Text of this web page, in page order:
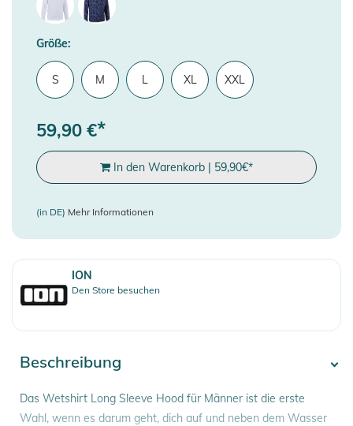
Größe:
S M L XL XXL
59,90 €*
In den Warenkorb | 59,90€*
(in DE) Mehr Informationen
ION
Den Store besuchen
Beschreibung
Das Wetshirt Long Sleeve Hood für Männer ist die erste
Wahl, wenn es darum geht, dich auf und neben dem Wasser